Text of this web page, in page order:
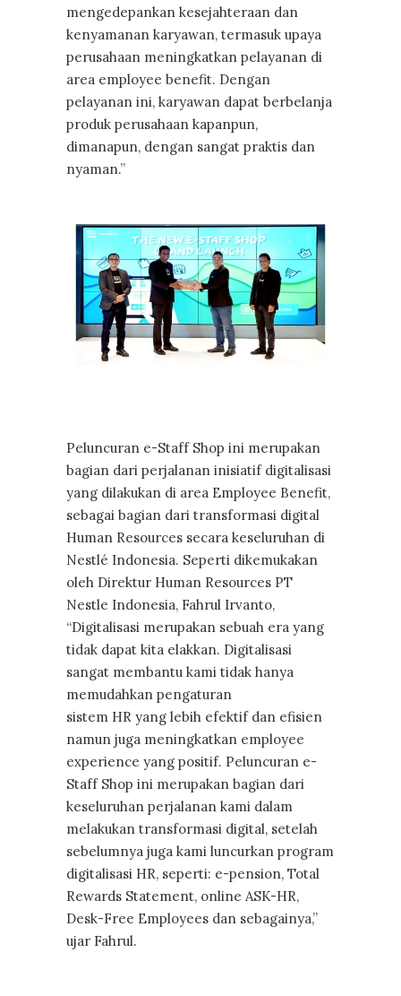
mengedepankan kesejahteraan dan
kenyamanan karyawan, termasuk upaya
perusahaan meningkatkan pelayanan di
area employee benefit. Dengan
pelayanan ini, karyawan dapat berbelanja
produk perusahaan kapanpun,
dimanapun, dengan sangat praktis dan
nyaman.”
Peluncuran e-Staff Shop ini merupakan
bagian dari perjalanan inisiatif digitalisasi
yang dilakukan di area Employee Benefit,
sebagai bagian dari transformasi digital
Human Resources secara keseluruhan di
Nestlé Indonesia. Seperti dikemukakan
oleh Direktur Human Resources PT
Nestle Indonesia, Fahrul Irvanto,
“Digitalisasi merupakan sebuah era yang
tidak dapat kita elakkan. Digitalisasi
sangat membantu kami tidak hanya
memudahkan pengaturan
sistem HR yang lebih efektif dan efisien
namun juga meningkatkan employee
experience yang positif. Peluncuran e-
Staff Shop ini merupakan bagian dari
keseluruhan perjalanan kami dalam
melakukan transformasi digital, setelah
sebelumnya juga kami luncurkan program
digitalisasi HR, seperti: e-pension, Total
Rewards Statement, online ASK-HR,
Desk-Free Employees dan sebagainya,”
ujar Fahrul.